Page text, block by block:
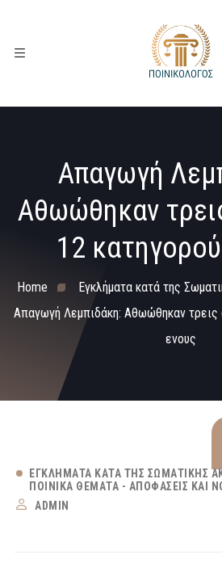
Απαγωγή
Αθωώθηκαν
12
Home
Εγκλήματα κατά της
Απαγωγή Λεμπιδάκη: Αθωώθηκαν τρεις
ενους
ΕΓΚΛΉΜΑΤΑ ΚΑΤΆ ΤΗΣ ΣΩΜΑΤΙΚΉΣ
ΠΟΙΝΙΚΆ ΘΈΜΑΤΑ - ΑΠΟΦΆΣΕΙΣ ΚΑΙ
ADMIN